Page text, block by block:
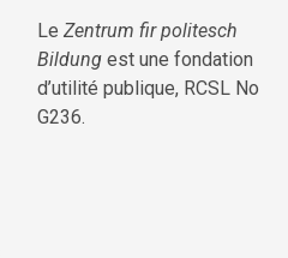
Le Zentrum fir politesch
Bildung est une fondation
d’utilité publique, RCSL No
G236.